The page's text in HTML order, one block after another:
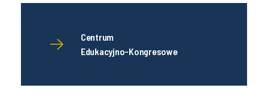
Centrum
Edukacyjno-Kongresowe